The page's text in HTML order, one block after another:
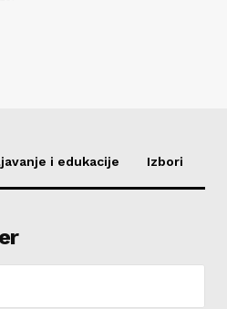
i edukacije Izbori